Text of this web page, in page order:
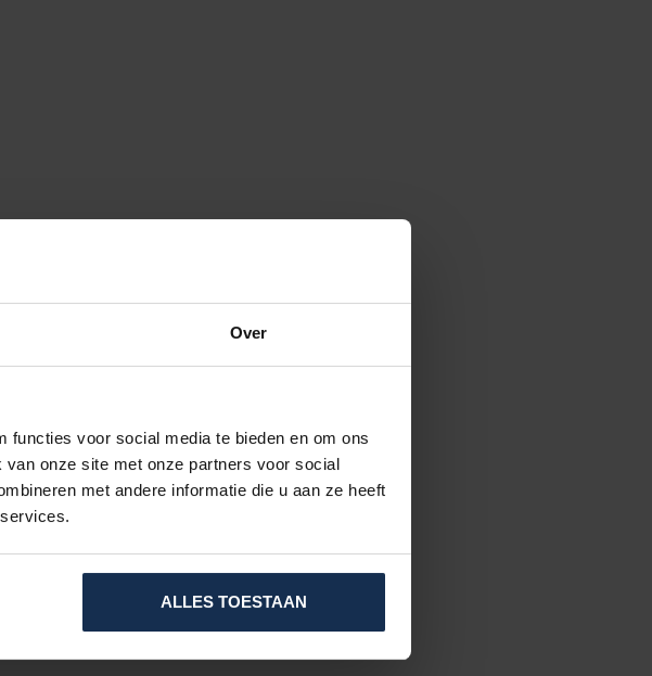
Over
functies voor social media te bieden en om ons
onze site met onze partners voor social
met andere informatie die u aan ze heeft
ALLES TOESTAAN